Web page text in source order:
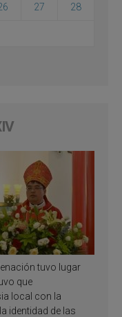
27 28
tuvo lugar
que
local con la
identidad de las